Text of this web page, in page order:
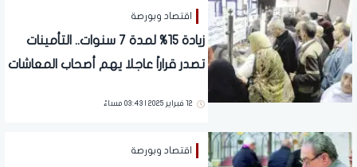
اقتصاد وبورصة
زيادة 15% لمدة 7 سنوات.. التأمينات
تصدر قراراً عاجلا يهم أصحاب المعاشات
12 فبراير 2025 | 03:43 مساءً
اقتصاد وبورصة